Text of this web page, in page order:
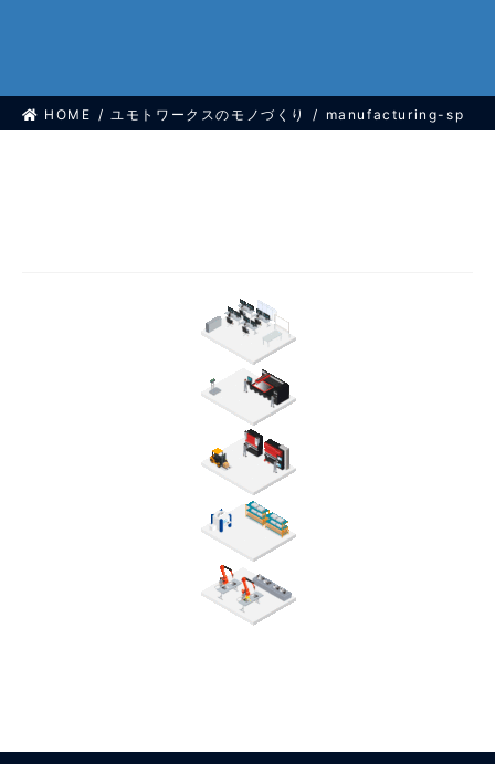
HOME ユモトワークスのモノづくり manufacturing-sp